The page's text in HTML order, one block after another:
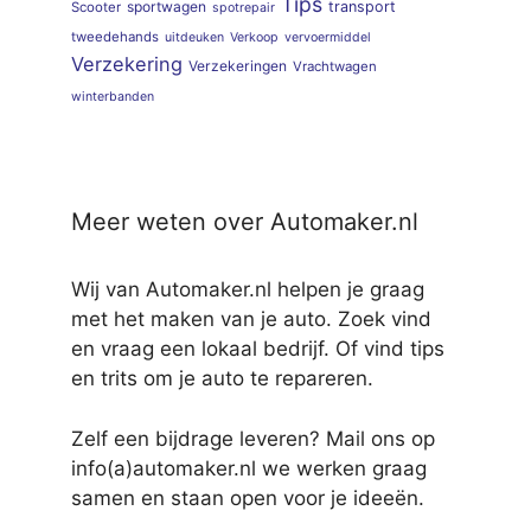
Scooter sportwagen spotrepair transport
tweedehands uitdeuken Verkoop vervoermiddel
Verzekering Verzekeringen Vrachtwagen
winterbanden
Meer weten over Automaker.nl
Wij van Automaker.nl helpen je graag
met het maken van je auto. Zoek vind
en vraag een lokaal bedrijf. Of vind tips
en trits om je auto te repareren.
Zelf een bijdrage leveren? Mail ons op
info(a)automaker.nl we werken graag
samen en staan open voor je ideeën.